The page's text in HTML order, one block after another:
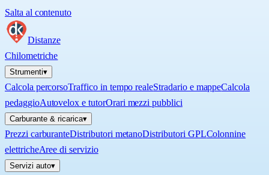
Salta al contenuto
Distanze
Chilometriche
Strumenti▾
Calcola percorsoTraffico in tempo realeStradario e mappeCalcola
pedaggioAutovelox e tutorOrari mezzi pubblici
Carburante & ricarica▾
Prezzi carburanteDistributori metanoDistributori GPLColonnine
elettricheAree di servizio
Servizi auto▾